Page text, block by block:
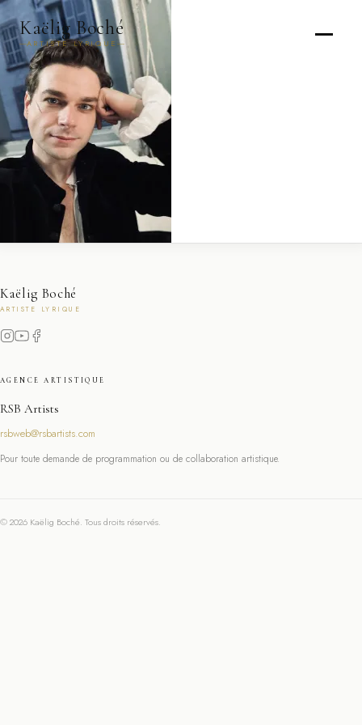
Kaëlig Boché
ARTISTE LYRIQUE
Kaëlig Boché
ARTISTE LYRIQUE
AGENCE ARTISTIQUE
RSB Artists
rsbweb@rsbartists.com
Pour toute demande de programmation ou de collaboration artistique.
© 2026 Kaëlig Boché. Tous droits réservés.